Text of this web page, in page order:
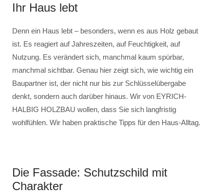
Ihr Haus lebt
Denn ein Haus lebt – besonders, wenn es aus Holz gebaut
ist. Es reagiert auf Jahreszeiten, auf Feuchtigkeit, auf
Nutzung. Es verändert sich, manchmal kaum spürbar,
manchmal sichtbar. Genau hier zeigt sich, wie wichtig ein
Baupartner ist, der nicht nur bis zur Schlüsselübergabe
denkt, sondern auch darüber hinaus. Wir von EYRICH-
HALBIG HOLZBAU wollen, dass Sie sich langfristig
wohlfühlen. Wir haben praktische Tipps für den Haus-Alltag.
Die Fassade: Schutzschild mit
Charakter